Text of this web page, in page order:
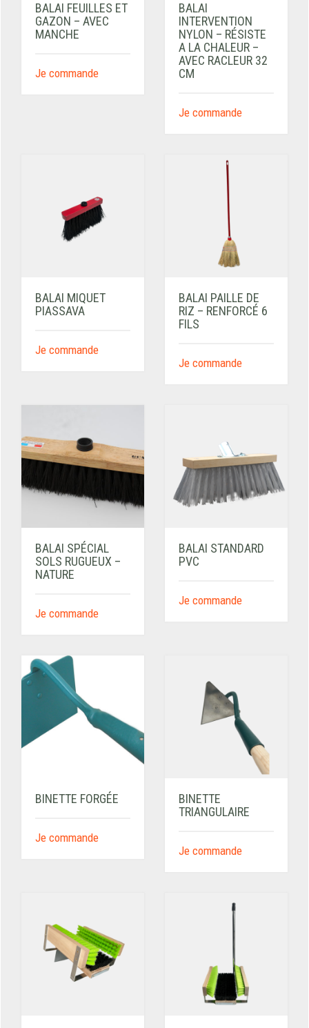
BALAI FEUILLES ET
GAZON – AVEC
MANCHE
Je commande
BALAI
INTERVENTION
NYLON – RÉSISTE
A LA CHALEUR –
AVEC RACLEUR 32
CM
Je commande
BALAI MIQUET
PIASSAVA
Je commande
BALAI PAILLE DE
RIZ – RENFORCÉ 6
FILS
Je commande
BALAI SPÉCIAL
SOLS RUGUEUX –
NATURE
Je commande
BALAI STANDARD
PVC
Je commande
BINETTE FORGÉE
Je commande
BINETTE
TRIANGULAIRE
Je commande